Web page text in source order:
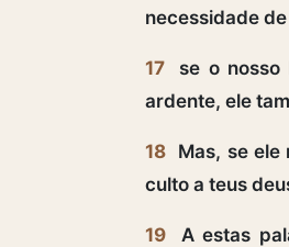
necessidade
17
se o nosso
ardente, ele
18 Mas, se
culto a teus
19
A estas